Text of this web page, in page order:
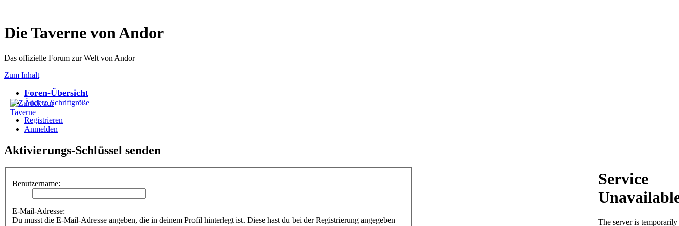
Die Taverne von Andor
Das offizielle Forum zur Welt von Andor
Zum Inhalt
Foren-Übersicht
Ändere Schriftgröße
Registrieren
Anmelden
Aktivierungs-Schlüssel senden
Benutzername:
E-Mail-Adresse:
Du musst die E-Mail-Adresse angeben, die in deinem Profil hinterlegt ist. Diese hast du bei der Registrierung angegeben